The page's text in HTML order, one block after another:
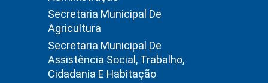
Secretaria Municipal De
Agricultura
Secretaria Municipal De
Assistência Social, Trabalho,
Cidadania E Habitação